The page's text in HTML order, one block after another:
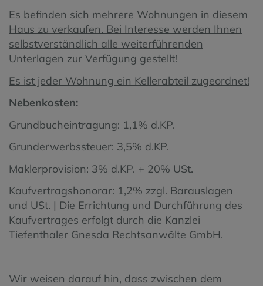
Es befinden sich mehrere Wohnungen in diesem
Haus zu verkaufen. Bei Interesse werden Ihnen
selbstverständlich alle weiterführenden
Unterlagen zur Verfügung gestellt!
Es ist jeder Wohnung ein Kellerabteil zugeordnet!
Nebenkosten:
Grundbucheintragung: 1,1% d.KP.
Grunderwerbssteuer: 3,5% d.KP.
Maklerprovision: 3% d.KP. + 20% USt.
Kaufvertragshonorar: 1,2% zzgl. Barauslagen
und USt. | Die Errichtung und Durchführung des
Kaufvertrages erfolgt durch die Kanzlei
Tiefenthaler Gnesda Rechtsanwälte GmbH.
Wir weisen darauf hin, dass zwischen dem